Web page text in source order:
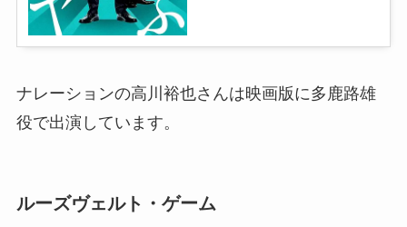
ナレーションの高川裕也さんは映画版に多鹿路雄
役で出演しています。
ルーズヴェルト・ゲーム